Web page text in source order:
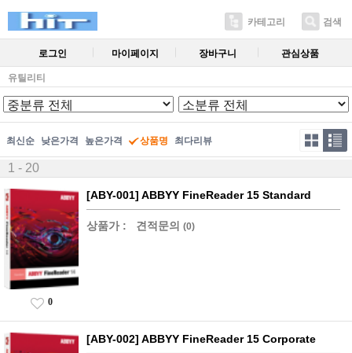
카테고리 검색
로그인 마이페이지 장바구니 관심상품
유틸리티
최신순 낮은가격 높은가격 상품명 최다리뷰
1 - 20
[ABY-001] ABBYY FineReader 15 Standard
상품가 : 견적문의 (0)
0
[ABY-002] ABBYY FineReader 15 Corporate